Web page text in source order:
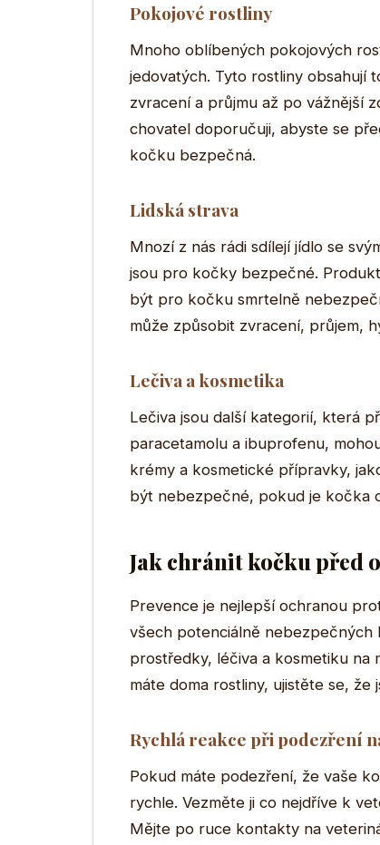
Pokojové rostliny
Mnoho oblíbených pokojových
jedovatých. Tyto rostliny obsahují
zvracení a průjmu až po vážnější
chovatel doporučuji, abyste se
kočku bezpečná.
Lidská strava
Mnozí z nás rádi sdílejí jídlo se
jsou pro kočky bezpečné.
být pro kočku smrtelně
může způsobit zvracení, průjem,
Lečiva a kosmetika
Lečiva jsou další kategorií, která
paracetamolu a ibuprofenu,
krémy a kosmetické přípravky,
být nebezpečné, pokud je kočka
Jak chránit kočku před
Prevence je nejlepší ochranou
všech potenciálně nebezpečných
prostředky, léčiva a kosmetiku na
máte doma rostliny, ujistěte se,
Rychlá reakce při podezření
Pokud máte podezření, že vaše
rychle. Vezměte ji co nejdříve k
Mějte po ruce kontakty na